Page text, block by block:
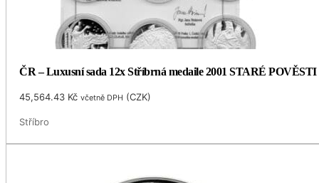
ČR – Luxusní sada 12x Stříbrná medaile 2001 STARÉ
45,564.43 Kč včetně DPH (CZK)
Stříbro